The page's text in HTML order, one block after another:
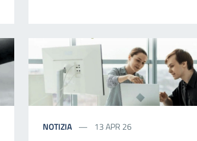
NOTIZIA 13 APR 26